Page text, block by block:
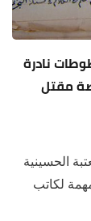
ما تناولته.. (10) مخطوطات نادرة
مقتل
الحسينية
ومهمة لكاتب